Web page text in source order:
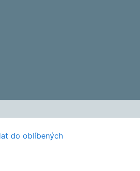
do oblíbených